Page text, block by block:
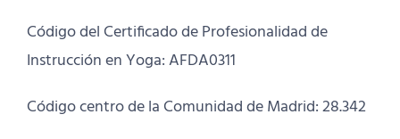
Código del Certificado de Profesionalidad de
Instrucción en Yoga: AFDA0311
Código centro de la Comunidad de Madrid: 28.342